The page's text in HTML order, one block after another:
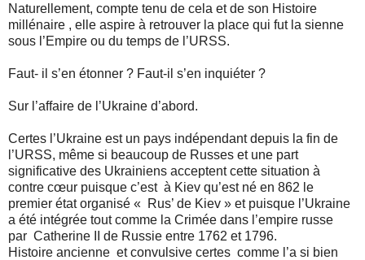
Naturellement, compte tenu de cela et de son Histoire
millénaire , elle aspire à retrouver la place qui fut la sienne
sous l’Empire ou du temps de l’URSS.
Faut- il s’en étonner ? Faut-il s’en inquiéter ?
Sur l’affaire de l’Ukraine d’abord.
Certes l’Ukraine est un pays indépendant depuis la fin de
l’URSS, même si beaucoup de Russes et une part
significative des Ukrainiens acceptent cette situation à
contre cœur puisque c’est à Kiev qu’est né en 862 le
premier état organisé « Rus’ de Kiev » et puisque l’Ukraine
a été intégrée tout comme la Crimée dans l’empire russe
par Catherine II de Russie entre 1762 et 1796.
Histoire ancienne et convulsive certes comme l’a si bien